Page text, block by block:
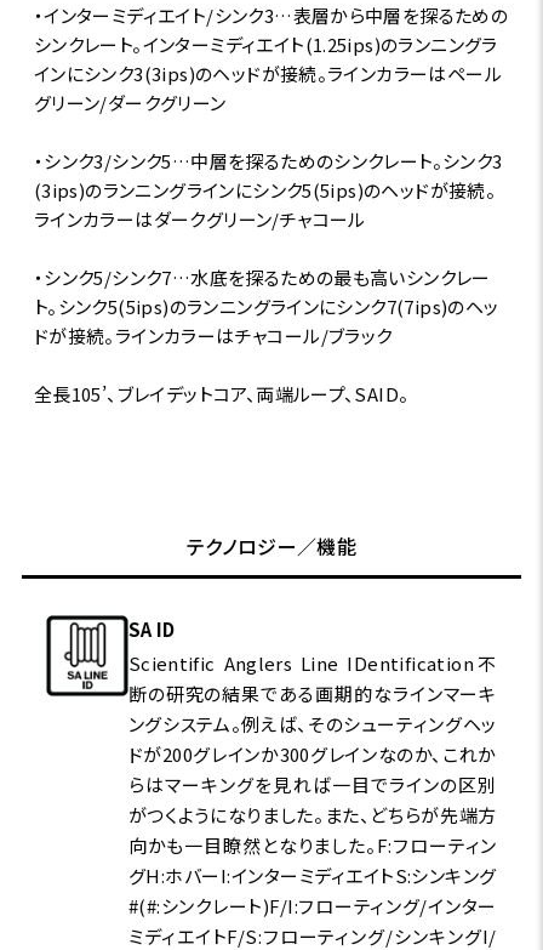
・インターミディエイト/シンク3…表層から中層を探るための
シンクレート。インターミディエイト(1.25ips)のランニングラ
インにシンク3(3ips)のヘッドが接続。ラインカラーはペール
グリーン/ダークグリーン
・シンク3/シンク5…中層を探るためのシンクレート。シンク3
(3ips)のランニングラインにシンク5(5ips)のヘッドが接続。
ラインカラーはダークグリーン/チャコール
・シンク5/シンク7…水底を探るための最も高いシンクレー
ト。シンク5(5ips)のランニングラインにシンク7(7ips)のヘッ
ドが接続。ラインカラーはチャコール/ブラック
全長105’、ブレイデットコア、両端ループ、SAID。
テクノロジー／機能
SA ID
Scientific Anglers Line IDentification不
断の研究の結果である画期的なラインマーキ
ングシステム。例えば、そのシューティングヘッ
ドが200グレインか300グレインなのか、これか
らはマーキングを見れば一目でラインの区別
がつくようになりました。また、どちらが先端方
向かも一目瞭然となりました。F:フローティン
グH:ホバーI:インターミディエイトS:シンキング
#(#:シンクレート)F/I:フローティング/インター
ミディエイトF/S:フローティング/シンキングI/